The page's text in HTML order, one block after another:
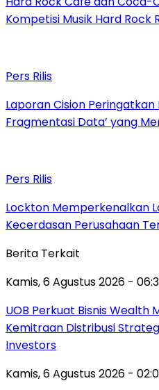
Kompetisi Musik Hard Rock
Pers Rilis
Laporan Cision
Fragmentasi Data’ yang
Pers Rilis
Lockton Memperkenalkan
Kecerdasan Perusahaan
Berita Terkait
Kamis, 6 Agustus 2026 -
UOB Perkuat Bisnis Wealth
Kemitraan Distribusi
Investors
Kamis, 6 Agustus 2026 -